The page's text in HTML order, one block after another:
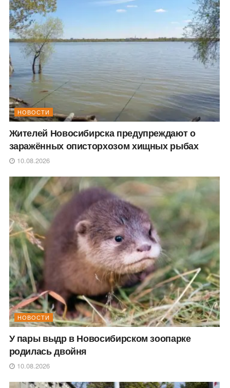
НОВОСТИ
Жителей Новосибирска предупреждают о
заражённых описторхозом хищных рыбах
10.08.2026
НОВОСТИ
У пары выдр в Новосибирском зоопарке
родилась двойня
10.08.2026